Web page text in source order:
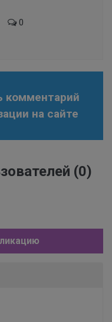
0
комментарий
на сайте
(0)